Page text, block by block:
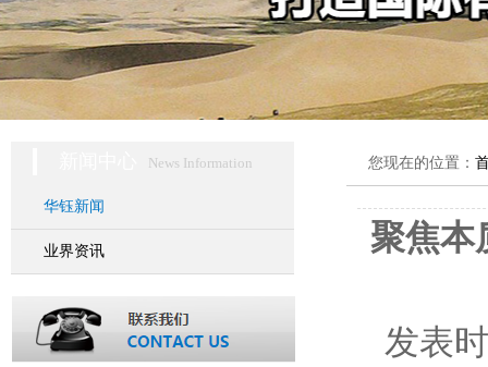
News Information
华钰新闻
业界资讯
您现在的位置：
聚焦
发表